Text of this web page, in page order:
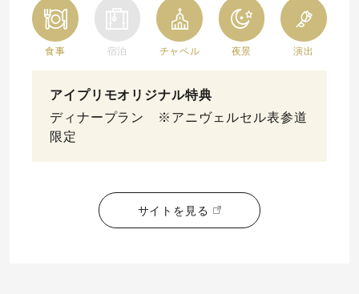
食事 宿泊 チャペル 夜景 演出
アイプリモオリジナル特典
ディナープラン ※アニヴェルセル表参道
限定
サイトを見る